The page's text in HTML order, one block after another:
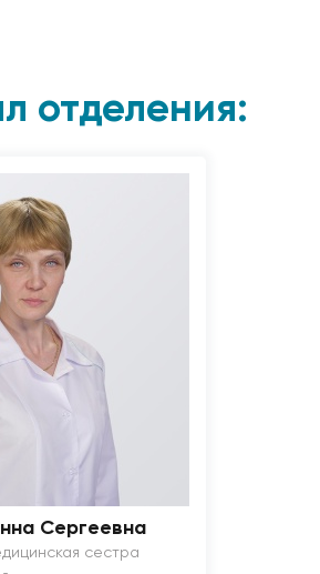
отделения:
Сергеевна
сестра